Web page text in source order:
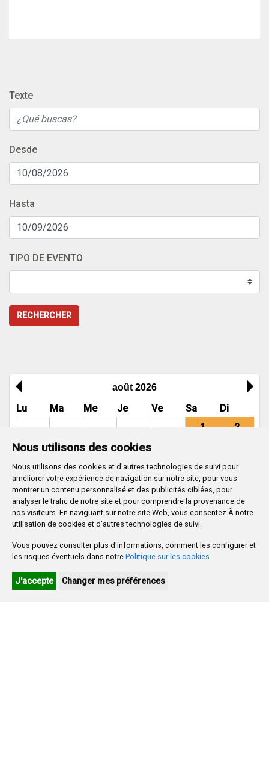
Nous utilisons des cookies
Nous utilisons des cookies et d'autres technologies de suivi pour
améliorer votre expérience de navigation sur notre site, pour vous
montrer un contenu personnalisé et des publicités ciblées, pour
analyser le trafic de notre site et pour comprendre la provenance de
nos visiteurs. En naviguant sur notre site Web, vous consentez Ã notre
utilisation de cookies et d'autres technologies de suivi.
Vous pouvez consulter plus d'informations, comment les configurer et
les risques éventuels dans notre Politique sur les cookies.
J'accepte Changer mes préférences
Texte
Desde
Hasta
TIPO DE EVENTO
RECHERCHER
août 2026
Lu Ma Me Je Ve Sa
Di
1
2
3
4 5 6
10
11 12 13 14 15
16
17
18 19 20 21 22
23
24
25 26 27 28 29
30
Ayuntamiento de Burgos
Cultura Burgos